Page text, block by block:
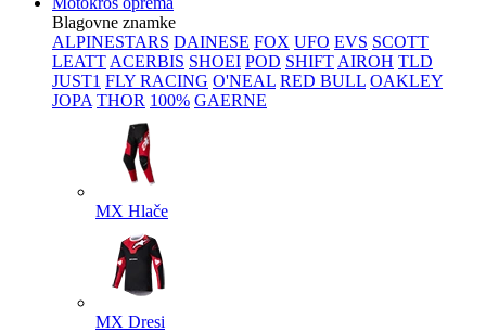
Blagovne znamke
ALPINESTARS DAINESE FOX UFO EVS SCOTT
LEATT ACERBIS SHOEI POD SHIFT AIROH TLD
JUST1 FLY RACING O'NEAL RED BULL OAKLEY
JOPA THOR 100% GAERNE
MX Hlače
MX Dresi